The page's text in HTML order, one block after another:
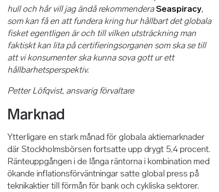
hull och hår vill jag ändå rekommenderaSeaspiracy,
som kan få en att fundera kring hur hållbart det globala
fisket egentligen är och till vilken utsträckning man
faktiskt kan lita på certifieringsorganen som ska se till
att vi konsumenter ska kunna sova gott ur ett
hållbarhetsperspektiv.
Petter Löfqvist, ansvarig förvaltare
Marknad
Ytterligare en stark månad för globala aktiemarknader
där Stockholmsbörsen fortsatte upp drygt 5,4 procent.
Ränteuppgången i de långa räntorna i kombination med
ökande inflationsförväntningar satte global press på
teknikaktier till förmån för bank och cykliska sektorer.